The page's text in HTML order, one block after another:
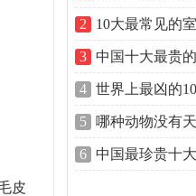
皮
2 10大最常见的室
3 中国十大最贵的
4 世界上最凶的10
5 哪种动物没有天
6 中国最珍贵十大